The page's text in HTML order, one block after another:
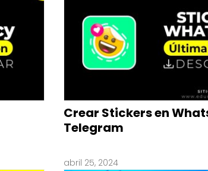
Crear Stickers en
Telegram
abril 25, 2024